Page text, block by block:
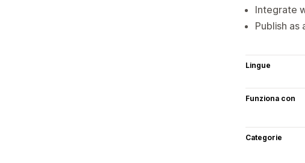
Integrate
Publish
Lingue
Funziona con
Categorie